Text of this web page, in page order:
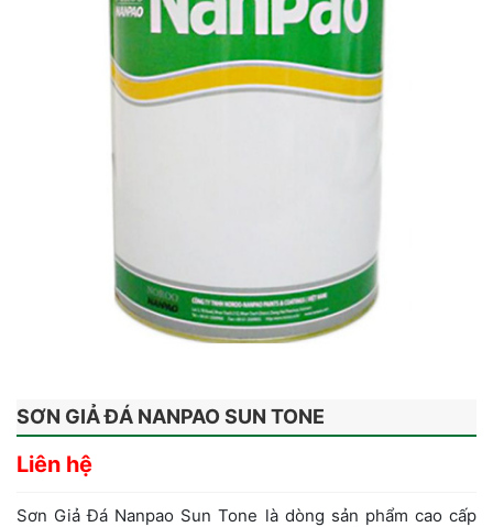
SƠN GIẢ ĐÁ NANPAO SUN TONE
Liên hệ
Sơn Giả Đá Nanpao Sun Tone là dòng sản phẩm cao cấp